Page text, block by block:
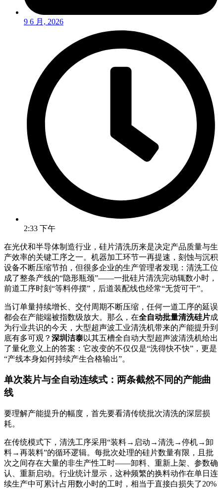
9 6 月, 2026
2:33 下午
在光伏和半导体制造行业，硅片清洗历来是决定产品质量与生
产效率的关键工序之一。机器加工环节一再提速，刻蚀与沉积
设备不断压缩节拍，但很多企业的生产管理者发现：清洗工位
成了整条产线的“隐形瓶颈”——一批硅片清洗完动辄数小时，
前道工序时刻“等料停摆”，后道装配线也经常“无货可干”。
当订单量持续增长、交付周期不断压缩，任何一道工序的延误
都会在产能端被指数级放大。那么，在全自动批量清洗硅片成
为行业共识的今天，大型超声波工业清洗机带来的产能提升到
底有多可观？ 深圳洁泰以其五槽全自动大型超声波清洗机给出
了量化意义上的答案：它改变的不仅仅是“洗得快不快”，更是
“产线本身如何持续产生合格输出”。
单次装片与全自动连续式：两条截然不同的产能曲
线
要理解产能提升的幅度，首先要看清传统批次清洗的深层损
耗。
在传统模式下，清洗工序采用“装料→启动→清洗→停机→卸
料→再装料”的循环逻辑。每批次处理的硅片数量有限，且批
次之间存在大量的非生产性工时——卸料、重新上架、参数确
认、重新启动。行业统计显示，这种频繁的换料动作在单日连
续生产中可累计占用数小时的工时，相当于直接白损失了20%